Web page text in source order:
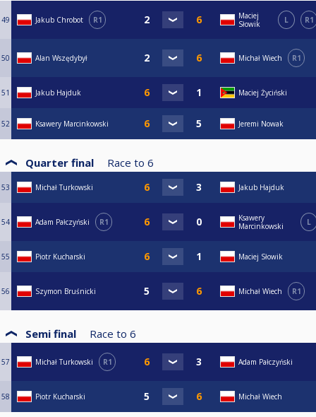
49 Jakub Chrobot R1
Maciej
Słowik
L R1
50 Alan Wszędybył Michał Wiech R1
51 Jakub Hajduk Maciej Życiński
52 Ksawery Marcinkowski Jeremi Nowak
Quarter final Race to 6
53 Michał Turkowski Jakub Hajduk
54 Adam Pałczyński R1
Ksawery
Marcinkowski
L
55 Piotr Kucharski Maciej Słowik
56 Szymon Bruśnicki Michał Wiech R1
Semi final Race to 6
57 Michał Turkowski R1 Adam Pałczyński
58 Piotr Kucharski Michał Wiech